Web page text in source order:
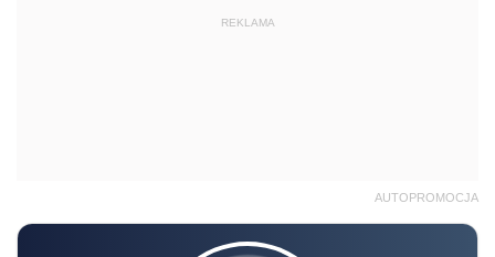
REKLAMA
AUTOPROMOCJA